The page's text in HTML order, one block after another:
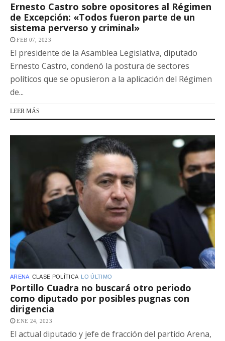
Ernesto Castro sobre opositores al Régimen
de Excepción: «Todos fueron parte de un
sistema perverso y criminal»
FEB 07, 2023
El presidente de la Asamblea Legislativa, diputado
Ernesto Castro, condenó la postura de sectores
políticos que se opusieron a la aplicación del Régimen
de...
LEER MÁS
ARENA CLASE POLÍTICA LO ÚLTIMO
Portillo Cuadra no buscará otro periodo
como diputado por posibles pugnas con
dirigencia
ENE 24, 2023
El actual diputado y jefe de fracción del partido Arena,